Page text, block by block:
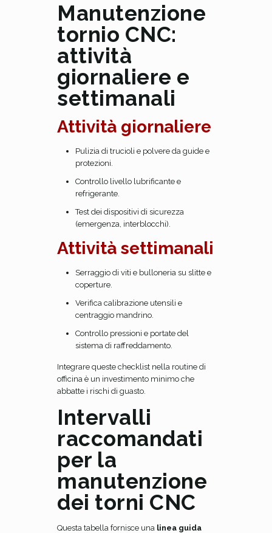
Manutenzione
tornio CNC:
attività
giornaliere e
settimanali
Attività giornaliere
Pulizia di trucioli e polvere da guide e
protezioni.
Controllo livello lubrificante e
refrigerante.
Test dei dispositivi di sicurezza
(emergenza, interblocchi).
Attività settimanali
Serraggio di viti e bulloneria su slitte e
coperture.
Verifica calibrazione utensili e
centraggio mandrino.
Controllo pressioni e portate del
sistema di raffreddamento.
Integrare queste checklist nella routine di
officina è un investimento minimo che
abbatte i rischi di guasto.
Intervalli
raccomandati
per la
manutenzione
dei torni CNC
Questa tabella fornisce una linea guida